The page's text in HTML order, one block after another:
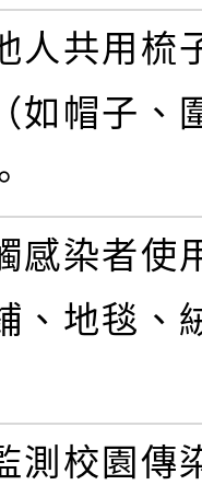
人共用梳
如帽子、
感染者使
、地毯、
測校園傳